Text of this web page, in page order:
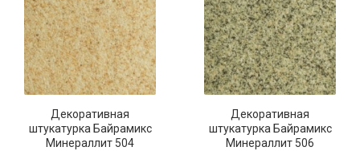
Декоративная
штукатурка Байрамикс
Минераллит 504
Декоративная
штукатурка Байрамикс
Минераллит 506